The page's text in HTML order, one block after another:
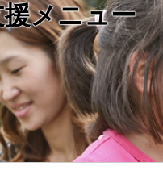
メニュー